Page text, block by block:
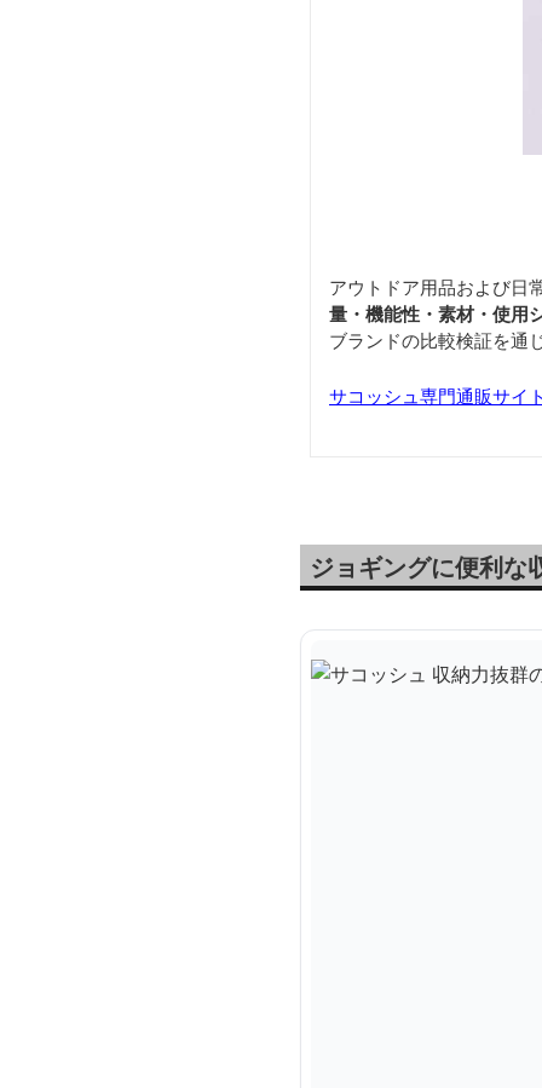
アウトドア用品および日
量・機能性・素材・使用
ブランドの比較検証を通
サコッシュ専門通販サイ
ジョギングに便利な